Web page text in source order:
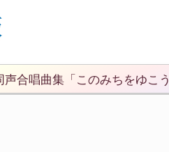
合唱曲集「このみちをゆこ